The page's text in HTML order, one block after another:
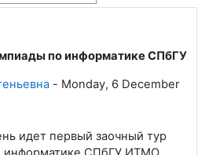
по информатике СПбГУ
- Monday, 6 December
идет первый заочный тур